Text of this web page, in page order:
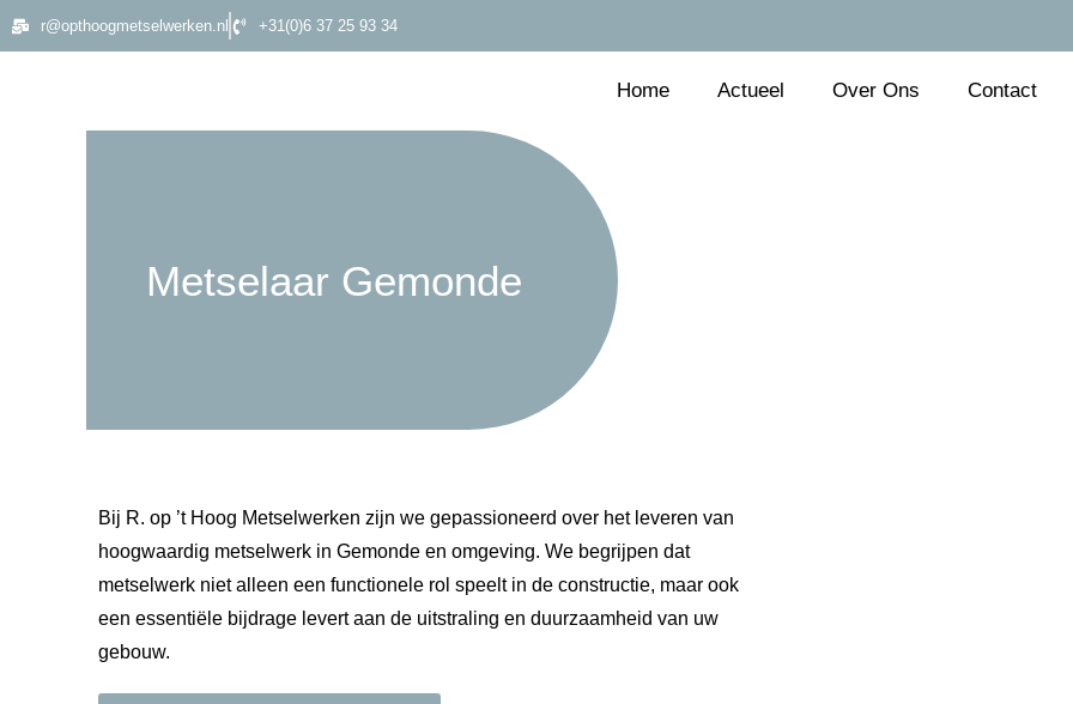
r@opthoogmetselwerken.nl +31(0)6 37 25 93 34
Home Actueel Over Ons Contact
Metselaar Gemonde
Bij R. op ’t Hoog Metselwerken zijn we gepassioneerd over het leveren van
hoogwaardig metselwerk in Gemonde en omgeving. We begrijpen dat
metselwerk niet alleen een functionele rol speelt in de constructie, maar ook
een essentiële bijdrage levert aan de uitstraling en duurzaamheid van uw
gebouw.